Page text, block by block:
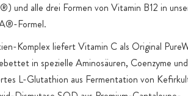
und alle drei Formen von Vitamin B12 in
Formel.
Komplex liefert Vitamin C als Original
in spezielle Aminosäuren, Coenzyme und
L-Glutathion aus Fermentation von